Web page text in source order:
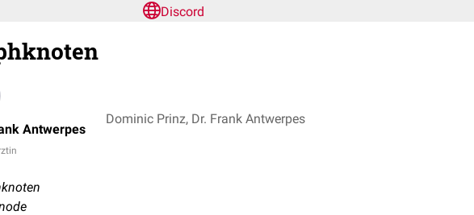
Discord
Antwerpes
Dominic Prinz, Dr. Frank Antwerpes